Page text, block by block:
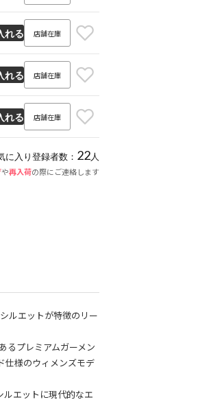
れる 店舗在庫
れる 店舗在庫
れる 店舗在庫
に入り登録者数： 22 人
や再入荷の際にご連絡します
ルエットが特徴のリー
るプレミアムガーメン
仕様のウィメンズモデ
エットに現代的なエ